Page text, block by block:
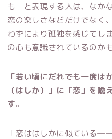
も」と表現する人は、なか
恋の楽しさなどだけでなく
わずにより孤独を感じてし
の心も意識されているのか
「若い頃にだれでも一度は
（はしか）」に「恋」を喩
す。
「恋ははしかに似ている